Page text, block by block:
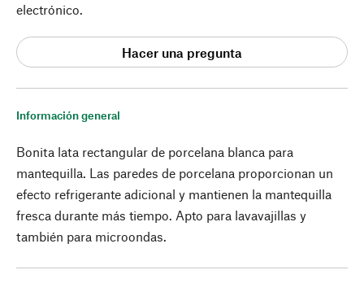
Información general
Bonita lata rectangular de porcelana blanca para
mantequilla. Las paredes de porcelana proporcionan un
efecto refrigerante adicional y mantienen la mantequilla
fresca durante más tiempo. Apto para lavavajillas y
también para microondas.
electrónico.
Hacer una pregunta